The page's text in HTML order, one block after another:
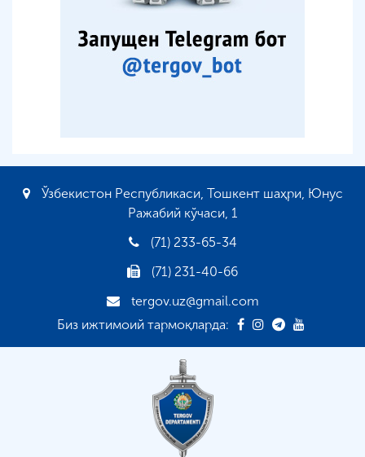
Ўзбекистон Республикаси, Тошкент шаҳри, Юнус
Ражабий кўчаси, 1
(71) 233-65-34
(71) 231-40-66
tergov.uz@gmail.com
Биз ижтимоий тармоқларда: